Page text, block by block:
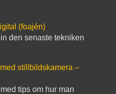
(foajén)
den senaste tekniken
stillbildskamera –
tips om hur man